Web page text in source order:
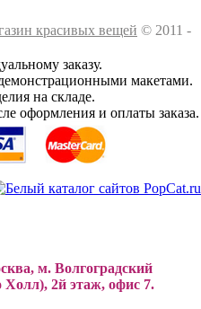
красивых вещей © 2011 -
заказу.
макетами.
на складе.
оформления и оплаты заказа.
м. Волгоградский
Холл), 2й этаж, офис 7.